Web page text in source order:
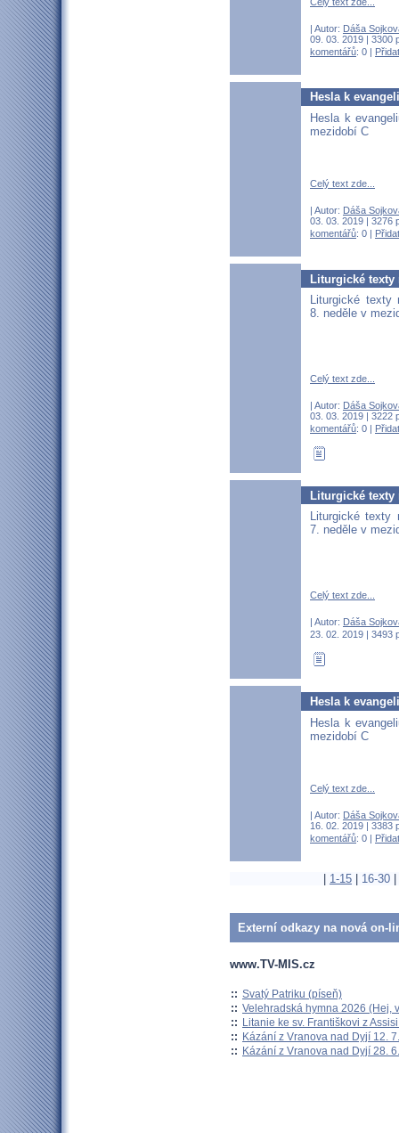
| Autor: Dáša
09. 03. 2019 | 3300
komentářů: 0 |
Hesla k
Hesla k
mezidobí C
Celý text zde...
| Autor: Dáša
03. 03. 2019 | 3276
komentářů: 0 |
Liturgické texty
Liturgické texty
8. neděle v
Celý text zde...
| Autor: Dáša
03. 03. 2019 | 3222
komentářů: 0 |
Liturgické texty
Liturgické texty
7. neděle v
Celý text zde...
| Autor: Dáša
23. 02. 2019 | 3493
Hesla k
Hesla k
mezidobí C
Celý text zde...
| Autor: Dáša
16. 02. 2019 | 3383
komentářů: 0 |
1-15 16-30
Externí odkazy na nová on-
www.TV-MIS.cz
:: Svatý Patriku (píseň)
:: Velehradská hymna 2026 (Hej,
:: Litanie ke sv. Františkovi z
:: Kázání z Vranova nad Dyjí 12.
:: Kázání z Vranova nad Dyjí 28.